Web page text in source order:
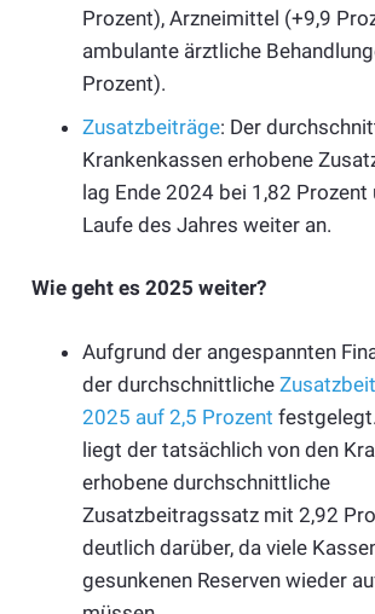
Prozent), Arzneimittel (+9,9
ambulante ärztliche
Prozent).
Zusatzbeiträge: Der
Krankenkassen erhobene
lag Ende 2024 bei 1,82
Laufe des Jahres weiter an.
Wie geht es 2025 weiter?
Aufgrund der angespannten
der durchschnittliche
2025 auf 2,5 Prozent
liegt der tatsächlich von den
erhobene durchschnittliche
Zusatzbeitragssatz mit 2,92
deutlich darüber, da viele
gesunkenen Reserven wieder